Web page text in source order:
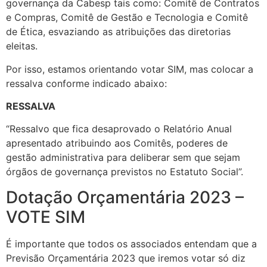
governança da Cabesp tais como: Comitê de Contratos
e Compras, Comitê de Gestão e Tecnologia e Comitê
de Ética, esvaziando as atribuições das diretorias
eleitas.
Por isso, estamos orientando votar SIM, mas colocar a
ressalva conforme indicado abaixo:
RESSALVA
“Ressalvo que fica desaprovado o Relatório Anual
apresentado atribuindo aos Comitês, poderes de
gestão administrativa para deliberar sem que sejam
órgãos de governança previstos no Estatuto Social”.
Dotação Orçamentária 2023 –
VOTE SIM
É importante que todos os associados entendam que a
Previsão Orçamentária 2023 que iremos votar só diz